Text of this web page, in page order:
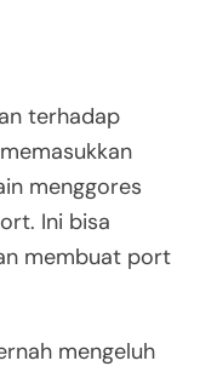
terhadap
menggores
Ini bisa
membuat port
mengeluh